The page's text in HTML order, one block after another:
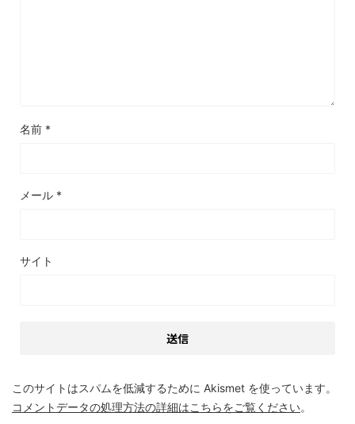
名前 *
メール *
サイト
このサイトはスパムを低減するために Akismet を使っています。
コメントデータの処理方法の詳細はこちらをご覧ください。